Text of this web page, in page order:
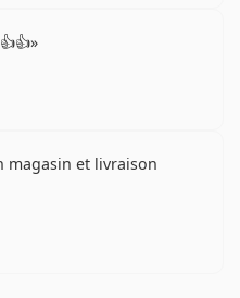
magasin et livraison